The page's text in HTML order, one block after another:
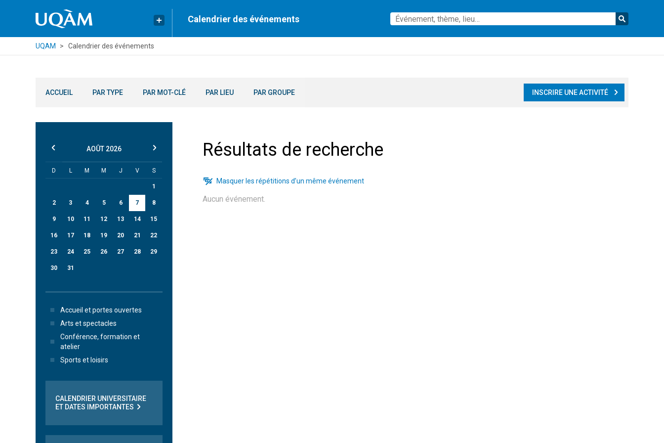
Calendrier des événements
UQAM Calendrier des événements
ACCUEIL PAR TYPE PAR MOT-CLÉ PAR LIEU PAR GROUPE INSCRIRE UNE ACTIVITÉ
Résultats de recherche
Masquer les répétitions d’un même événement
Aucun événement.
AOÛT 2026
D L M M J V S
1
2 3 4 5 6 7 8
9 10 11 12 13 14 15
16 17 18 19 20 21 22
23 24 25 26 27 28 29
30 31
Accueil et portes ouvertes
Arts et spectacles
Conférence, formation et
atelier
Sports et loisirs
CALENDRIER UNIVERSITAIRE
ET DATES IMPORTANTES